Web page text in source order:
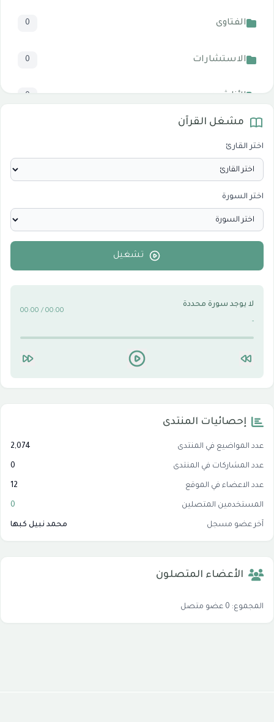
الفتاوى 0
الاستشارات 0
الأناشيد 0
الدروس والخطب
الأقسام التقنية للكمبيوتر والنترنت 0
مشغل القرآن
اختر القارئ
اختر السورة
تشغيل
لا يوجد سورة محددة
-
00:00 / 00:00
إحصائيات المنتدى
عدد المواضيع في المنتدى 2,074
عدد المشاركات في المنتدى 0
عدد الاعضاء في الموقع 12
المستخدمين المتصلين 0
آخر عضو مسجل محمد نبيل كبها
الأعضاء المتصلون
المجموع: 0 عضو متصل